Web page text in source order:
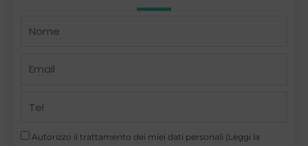
Name
Email
Telefono
Autorizzo il trattamento dei miei dati personali (Leggi la